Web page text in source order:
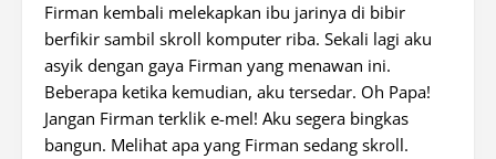
Firman kembali melekapkan ibu jarinya di bibir
berfikir sambil skroll komputer riba. Sekali lagi aku
asyik dengan gaya Firman yang menawan ini.
Beberapa ketika kemudian, aku tersedar. Oh Papa!
Jangan Firman terklik e-mel! Aku segera bingkas
bangun. Melihat apa yang Firman sedang skroll.